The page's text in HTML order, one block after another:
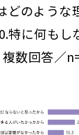
どのような
特に何もし
数回答／